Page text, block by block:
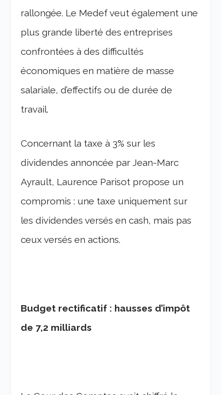
rallongée. Le Medef veut également une
plus grande liberté des entreprises
confrontées à des difficultés
économiques en matière de masse
salariale, d’effectifs ou de durée de
travail.
Concernant la taxe à 3% sur les
dividendes annoncée par Jean-Marc
Ayrault, Laurence Parisot propose un
compromis : une taxe uniquement sur
les dividendes versés en cash, mais pas
ceux versés en actions.
Budget rectificatif : hausses d’impôt
de 7,2 milliards